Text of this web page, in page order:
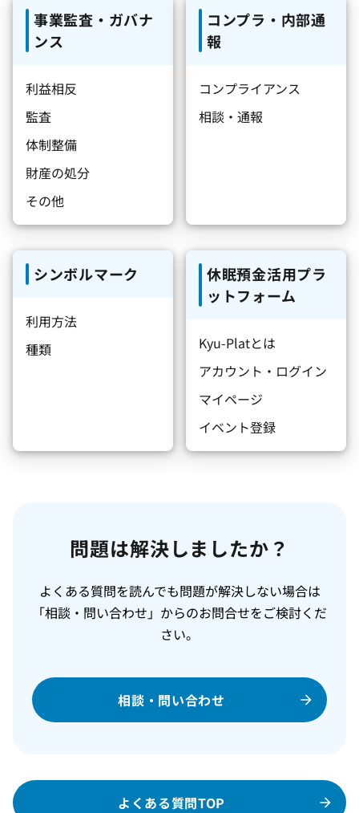
事業監査・ガバナ
ンス
利益相反
監査
体制整備
財産の処分
その他
コンプラ・内部通
報
コンプライアンス
相談・通報
シンボルマーク
利用方法
種類
休眠預金活用プラ
ットフォーム
Kyu-Platとは
アカウント・ログイン
マイページ
イベント登録
問題は解決しましたか？
よくある質問を読んでも問題が解決しない場合は
「相談・問い合わせ」からのお問合せをご検討くだ
さい。
相談・問い合わせ
よくある質問TOP